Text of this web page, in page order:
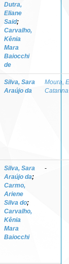
Dutra,
Eliane
Said;
Carvalho,
Kênia
Mara
Baiocchi
de
Silva, Sara
Araújo da
Moura,
Silva, Sara
Araújo da;
Carmo,
Ariene
Silva do;
Carvalho,
Kênia
Mara
Baiocchi
-